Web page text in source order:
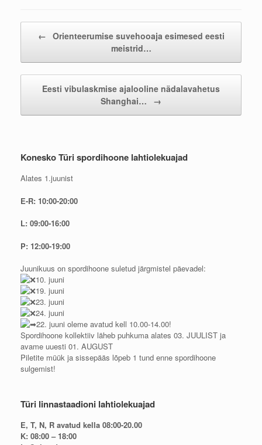
← Orienteerumise suvehooaja esimesed eesti
meistrid…
Eesti vibulaskmise ajalooline nädalavahetus
Shanghai…
→
Konesko Türi spordihoone lahtiolekuajad
Alates 1.juunist
E-R: 10:00-20:00
L: 09:00-16:00
P: 12:00-19:00
Juunikuus on spordihoone suletud järgmistel päevadel:
10. juuni
19. juuni
23. juuni
24. juuni
22. juuni oleme avatud kell 10.00-14.00!
Spordihoone kollektiiv läheb puhkuma alates 03. JUULIST ja
avame uuesti 01. AUGUST
Piletite müük ja sissepääs lõpeb 1 tund enne spordihoone
sulgemist!
Türi linnastaadioni lahtiolekuajad
E, T, N, R avatud kella 08:00-20.00
K: 08:00 – 18:00